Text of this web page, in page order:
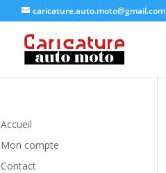
caricature.auto.moto@gmail.com
Accueil
Mon compte
Contact